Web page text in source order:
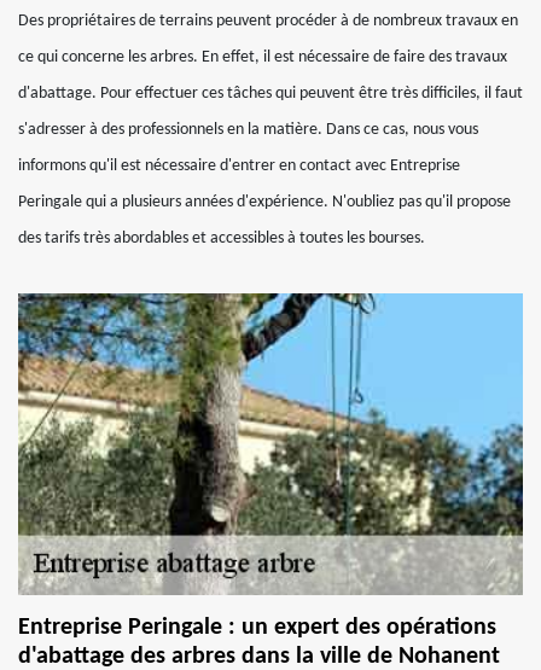
Des propriétaires de terrains peuvent procéder à de nombreux travaux en
ce qui concerne les arbres. En effet, il est nécessaire de faire des travaux
d'abattage. Pour effectuer ces tâches qui peuvent être très difficiles, il faut
s'adresser à des professionnels en la matière. Dans ce cas, nous vous
informons qu'il est nécessaire d'entrer en contact avec Entreprise
Peringale qui a plusieurs années d'expérience. N'oubliez pas qu'il propose
des tarifs très abordables et accessibles à toutes les bourses.
Entreprise Peringale : un expert des opérations
d'abattage des arbres dans la ville de Nohanent